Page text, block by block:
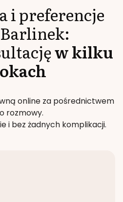
i preferencje
Barlinek:
w kilku
online za pośrednictwem
rozmowy.
i bez żadnych komplikacji.